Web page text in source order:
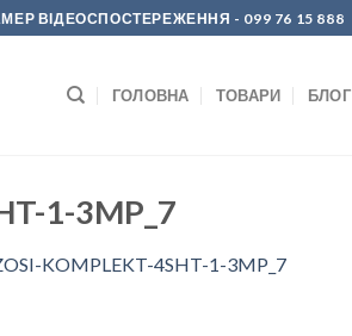
ВІДЕОСПОСТЕРЕЖЕННЯ - 099 76 15 888
ГОЛОВНА ТОВАРИ БЛОГ
1-3MP_7
KOMPLEKT-4SHT-1-3MP_7